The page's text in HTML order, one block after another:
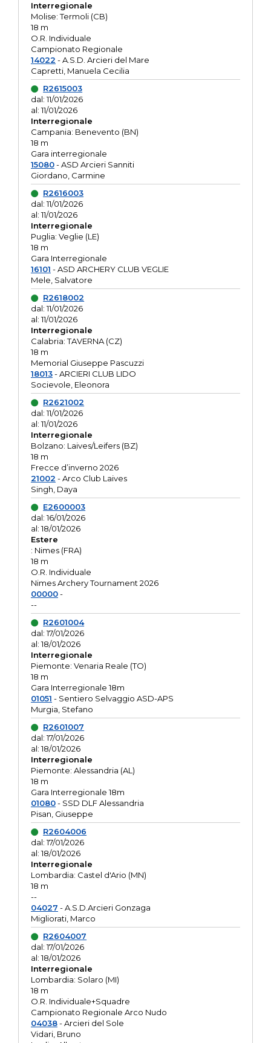
Interregionale
Molise: Termoli (CB)
18 m
O.R. Individuale
Campionato Regionale
14022 - A.S.D. Arcieri del Mare
Capretti, Manuela Cecilia
R2615003
dal: 11/01/2026
al: 11/01/2026
Interregionale
Campania: Benevento (BN)
18 m
Gara interregionale
15080- ASD Arcieri Sanniti
Giordano, Carmine
R2616003
dal: 11/01/2026
al: 11/01/2026
Interregionale
Puglia: Veglie (LE)
18 m
Gara Interregionale
16101 - ASD ARCHERY CLUB VEGLIE
Mele, Salvatore
R2618002
dal: 11/01/2026
al: 11/01/2026
Interregionale
Calabria: TAVERNA (CZ)
18 m
Memorial Giuseppe Pascuzzi
18013- ARCIERI CLUB LIDO
Socievole, Eleonora
R2621002
dal: 11/01/2026
al: 11/01/2026
Interregionale
Bolzano: Laives/Leifers (BZ)
18 m
Frecce d’inverno 2026
21002 - Arco Club Laives
Singh, Daya
E2600003
dal: 16/01/2026
al: 18/01/2026
Estere
: Nimes (FRA)
18 m
O.R. Individuale
Nimes Archery Tournament 2026
00000-
--
R2601004
dal: 17/01/2026
al: 18/01/2026
Interregionale
Piemonte: Venaria Reale (TO)
18 m
Gara Interregionale 18m
01051 - Sentiero Selvaggio ASD-APS
Murgia, Stefano
R2601007
dal: 17/01/2026
al: 18/01/2026
Interregionale
Piemonte: Alessandria (AL)
18 m
Gara Interregionale 18m
01080- SSD DLF Alessandria
Pisan, Giuseppe
R2604006
dal: 17/01/2026
al: 18/01/2026
Interregionale
Lombardia: Castel d'Ario (MN)
18 m
--
04027 - A.S.D.Arcieri Gonzaga
Migliorati, Marco
R2604007
dal: 17/01/2026
al: 18/01/2026
Interregionale
Lombardia: Solaro (MI)
18 m
O.R. Individuale+Squadre
Campionato Regionale Arco Nudo
04038- Arcieri del Sole
Vidari, Bruno